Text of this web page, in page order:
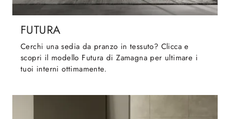
FUTURA
Cerchi una sedia da pranzo in tessuto? Clicca e
scopri il modello Futura di Zamagna per ultimare i
tuoi interni ottimamente.